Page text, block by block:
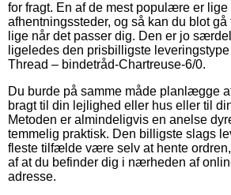
for fragt. En af de mest populære er lige
afhentningssteder, og så kan du blot
lige når det passer dig. Den er jo
ligeledes den prisbilligste leveringstype
Thread – bindetråd-Chartreuse-6/0.
Du burde på samme måde planlægge
bragt til din lejlighed eller hus eller til
Metoden er almindeligvis en anelse
temmelig praktisk. Den billigste slags
fleste tilfælde være selv at hente
af at du befinder dig i nærheden af
adresse.